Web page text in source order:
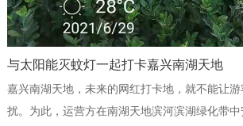
与太阳能灭蚊灯一起打卡嘉兴南湖天地
嘉兴南湖天地，未来的网红打卡地，就不能让
扰。为此，运营方在南湖天地滨河滨湖绿化带